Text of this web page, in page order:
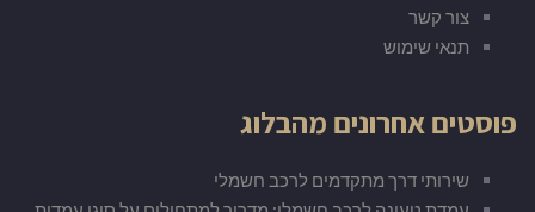
צור קשר
תנאי שימוש
פוסטים אחרונים מהבלוג
שירותי דרך מתקדמים לרכב חשמלי